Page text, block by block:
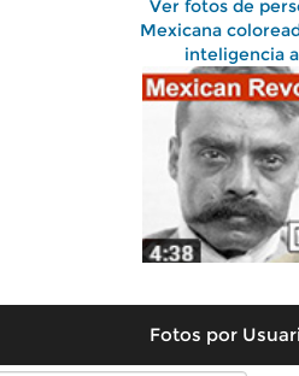
Ver fotos de
Mexicana
inteligencia
Fotos por